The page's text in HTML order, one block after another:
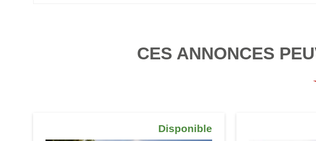
CES ANNONCES
Disponible